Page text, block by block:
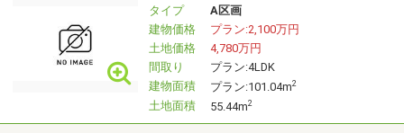
タイプ
A区画
建物価格
プラン:2,100万円
土地価格
4,780万円
間取り
プラン:4LDK
建物面積
プラン:101.04m2
土地面積 55.44m2